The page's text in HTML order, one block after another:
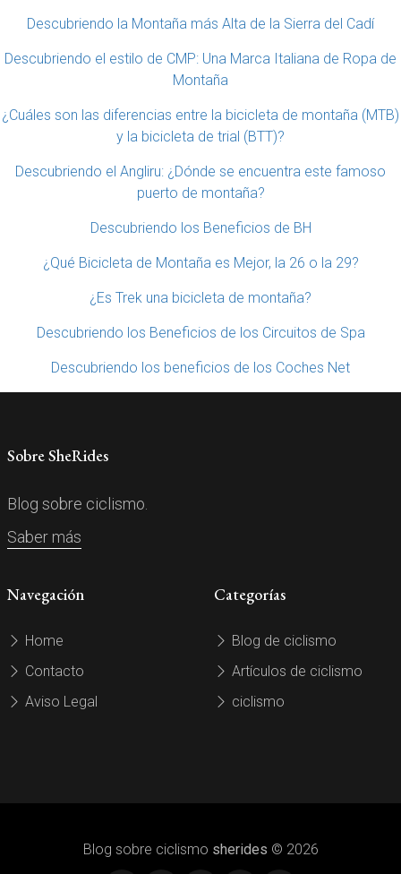
Descubriendo la Montaña más Alta de la Sierra del Cadí
Descubriendo el estilo de CMP: Una Marca Italiana de Ropa de
Montaña
¿Cuáles son las diferencias entre la bicicleta de montaña (MTB)
y la bicicleta de trial (BTT)?
Descubriendo el Angliru: ¿Dónde se encuentra este famoso
puerto de montaña?
Descubriendo los Beneficios de BH
¿Qué Bicicleta de Montaña es Mejor, la 26 o la 29?
¿Es Trek una bicicleta de montaña?
Descubriendo los Beneficios de los Circuitos de Spa
Descubriendo los beneficios de los Coches Net
Sobre SheRides
Blog sobre ciclismo.
Saber más
Navegación
Home
Contacto
Aviso Legal
Categorías
Blog de ciclismo
Artículos de ciclismo
ciclismo
Blog sobre ciclismo sherides © 2026